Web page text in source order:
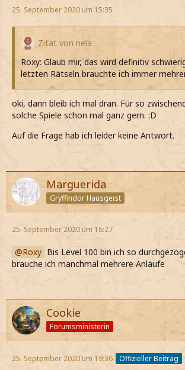
25. September 2020 um 15:35
Zitat von nela
Roxy: Glaub mir, das wird definitiv
letzten Rätseln brauchte ich immer
oki, dann bleib ich mal dran. Für so
solche Spiele schon mal ganz gern. :D
Auf die Frage hab ich leider keine Antwort.
Marguerida
Gryffindor Hausgeist
25. September 2020 um 16:27
Roxy Bis Level 100 bin ich so
brauche ich manchmal mehrere Anläufe
Cookie
Forumsministerin
25. September 2020 um 19:36 Offizieller Beitrag